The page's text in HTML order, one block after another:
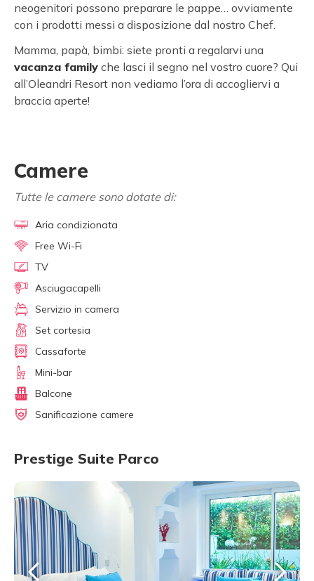
neogenitori possono preparare le pappe… ovviamente
con i prodotti messi a disposizione dal nostro Chef.
Mamma, papà, bimbi: siete pronti a regalarvi una
vacanza family che lasci il segno nel vostro cuore? Qui
all’Oleandri Resort non vediamo l’ora di accogliervi a
braccia aperte!
Camere
Tutte le camere sono dotate di:
Aria condizionata
Free Wi-Fi
TV
Asciugacapelli
Servizio in camera
Set cortesia
Cassaforte
Mini-bar
Balcone
Sanificazione camere
Prestige Suite Parco